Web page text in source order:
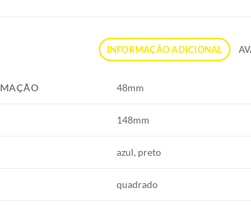
INFORMAÇÃO ADICIONAL
48mm
148mm
azul, preto
quadrado